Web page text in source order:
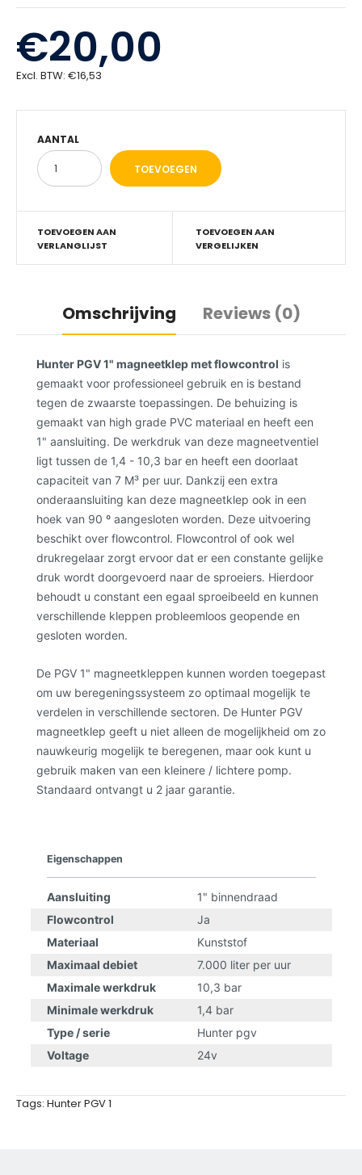
€20,00
Excl. BTW: €16,53
AANTAL
TOEVOEGEN AAN
VERLANGLIJST
TOEVOEGEN AAN
VERGELIJKEN
Omschrijving Reviews (0)
Hunter PGV 1" magneetklep met flowcontrol is
gemaakt voor professioneel gebruik en is bestand
tegen de zwaarste toepassingen. De behuizing is
gemaakt van high grade PVC materiaal en heeft een
1" aansluiting. De werkdruk van deze magneetventiel
ligt tussen de 1,4 - 10,3 bar en heeft een doorlaat
capaciteit van 7 M³ per uur. Dankzij een extra
onderaansluiting kan deze magneetklep ook in een
hoek van 90 º aangesloten worden. Deze uitvoering
beschikt over flowcontrol. Flowcontrol of ook wel
drukregelaar zorgt ervoor dat er een constante gelijke
druk wordt doorgevoerd naar de sproeiers. Hierdoor
behoudt u constant een egaal sproeibeeld en kunnen
verschillende kleppen probleemloos geopende en
gesloten worden.
De PGV 1" magneetkleppen kunnen worden toegepast
om uw beregeningssysteem zo optimaal mogelijk te
verdelen in verschillende sectoren. De Hunter PGV
magneetklep geeft u niet alleen de mogelijkheid om zo
nauwkeurig mogelijk te beregenen, maar ook kunt u
gebruik maken van een kleinere / lichtere pomp.
Standaard ontvangt u 2 jaar garantie.
Eigenschappen
Aansluiting
1" binnendraad
Flowcontrol
Ja
Materiaal
Kunststof
Maximaal debiet
7.000 liter per uur
Maximale werkdruk
10,3 bar
Minimale werkdruk
1,4 bar
Type / serie
Hunter pgv
Voltage
24v
Tags: Hunter PGV 1